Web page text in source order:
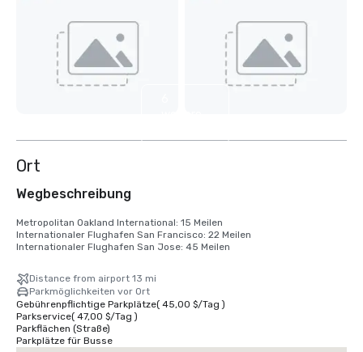
Ort
Wegbeschreibung
Metropolitan Oakland International: 15 Meilen
Internationaler Flughafen San Francisco: 22 Meilen
Internationaler Flughafen San Jose: 45 Meilen
Distance from airport 13 mi
Parkmöglichkeiten vor Ort
Gebührenpflichtige Parkplätze( 45,00 $/Tag )
Parkservice( 47,00 $/Tag )
Parkflächen (Straße)
Parkplätze für Busse